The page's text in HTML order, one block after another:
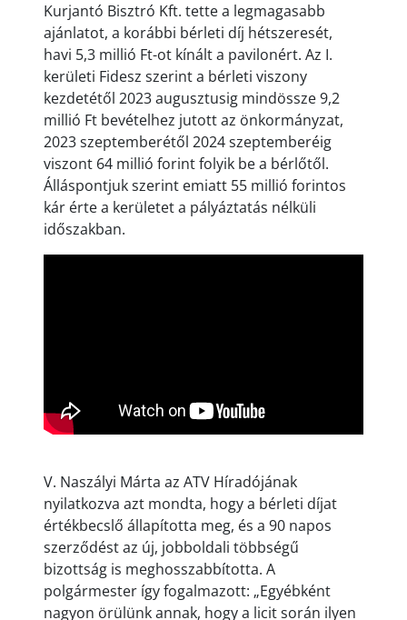
Kurjantó Bisztró Kft. tette a legmagasabb
ajánlatot, a korábbi bérleti díj hétszeresét,
havi 5,3 millió Ft-ot kínált a pavilonért. Az I.
kerületi Fidesz szerint a bérleti viszony
kezdetétől 2023 augusztusig mindössze 9,2
millió Ft bevételhez jutott az önkormányzat,
2023 szeptemberétől 2024 szeptemberéig
viszont 64 millió forint folyik be a bérlőtől.
Álláspontjuk szerint emiatt 55 millió forintos
kár érte a kerületet a pályáztatás nélküli
időszakban.
V. Naszályi Márta az ATV Híradójának
nyilatkozva azt mondta, hogy a bérleti díjat
értékbecslő állapította meg, és a 90 napos
szerződést az új, jobboldali többségű
bizottság is meghosszabbította. A
polgármester így fogalmazott: „Egyébként
nagyon örülünk annak, hogy a licit során ilyen